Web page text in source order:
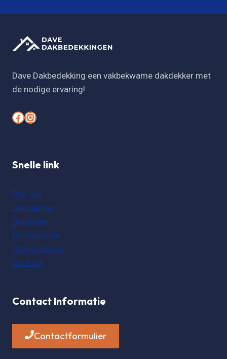
Dave Dakbedekking een vakbekwame dakdekker met
de nodige ervaring!
# #
Snelle link
Plat dak
Dakpannen
Dakgoten
Dakreparatie
Stormschade
Contact
Contact Informatie
Contactformulier